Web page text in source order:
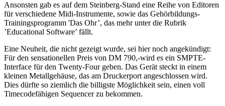
Ansonsten gab es auf dem Steinberg-Stand eine Reihe von Editoren
für verschiedene Midi-Instrumente, sowie das Gehörbildungs-
Trainingsprogramm 'Das Ohr’, das mehr unter die Rubrik
’Educational Software’ fällt.
Eine Neuheit, die nicht gezeigt wurde, sei hier noch angekündigt:
Für den sensationellen Preis von DM 790,-wird es ein SMPTE-
Interface für den Twenty-Four geben. Das Gerät steckt in einem
kleinen Metallgehäuse, das am Druckerport angeschlossen wird.
Dies dürfte so ziemlich die billigste Möglichkeit sein, einen voll
Timecodefähigen Sequencer zu bekommen.